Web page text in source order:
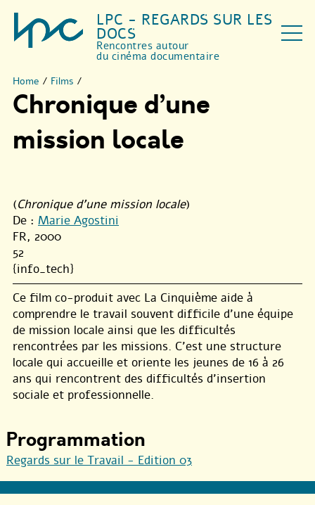
LPC - REGARDS SUR LES
DOCS
Rencontres autour
du cinéma documentaire
Home / Films /
Chronique d’une
mission locale
(Chronique d'une mission locale)
De : Marie Agostini
FR, 2000
52
{info_tech}
Ce film co-produit avec La Cinquième aide à
comprendre le travail souvent difficile d’une équipe
de mission locale ainsi que les difficultés
rencontrées par les missions. C’est une structure
locale qui accueille et oriente les jeunes de 16 à 26
ans qui rencontrent des difficultés d’insertion
sociale et professionnelle.
Programmation
Regards sur le Travail - Edition 03